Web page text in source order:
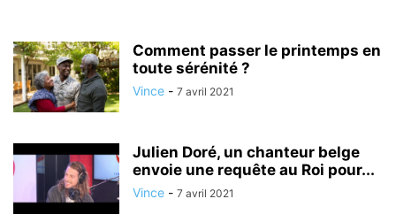
Comment passer le printemps en
toute sérénité ?
Vince - 7 avril 2021
Julien Doré, un chanteur belge
envoie une requête au Roi pour...
Vince - 7 avril 2021